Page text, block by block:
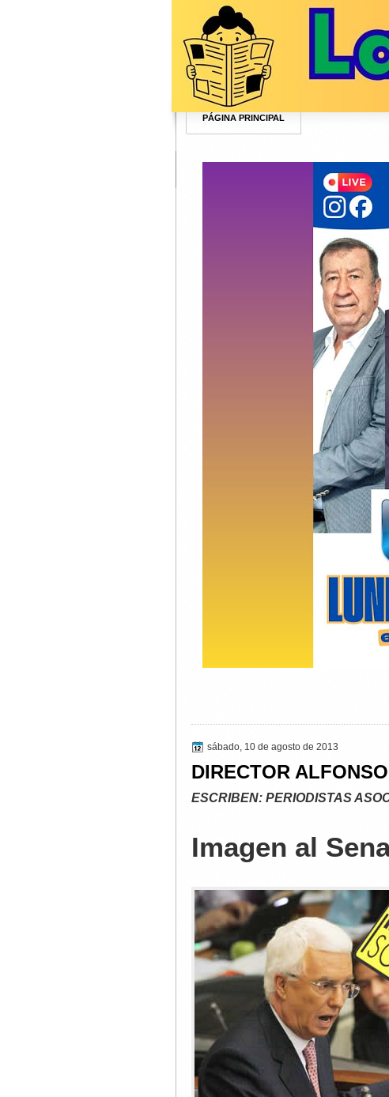
PÁGINA PRINCIPAL
sábado, 10 de agosto de 2013
DIRECTOR
ESCRIBEN: PERIODISTAS
Imagen al